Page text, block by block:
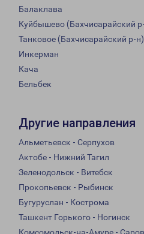
Балаклава
Куйбышево (Бахчисарайский
Танковое (Бахчисарайский р-н)
Инкерман
Кача
Бельбек
Другие направления
Альметьевск - Серпухов
Актобе - Нижний Тагил
Зеленодольск - Витебск
Прокопьевск - Рыбинск
Бугуруслан - Кострома
Ташкент Горького - Ногинск